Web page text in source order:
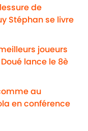
de
Stéphan se livre
joueurs
lance le 8è
au
en conférence